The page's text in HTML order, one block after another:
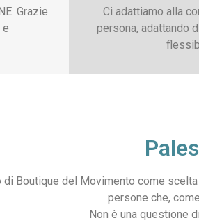
Grazie
e
Ci adattiamo alla
persona, adattando
Boutique del Movimento come
persone che,
Non è una questione